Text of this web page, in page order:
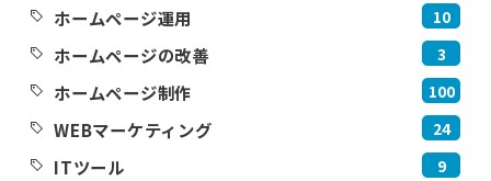
ホームページ運用 10
ホームページの改善 3
ホームページ制作 100
WEBマーケティング 24
ITツール 9